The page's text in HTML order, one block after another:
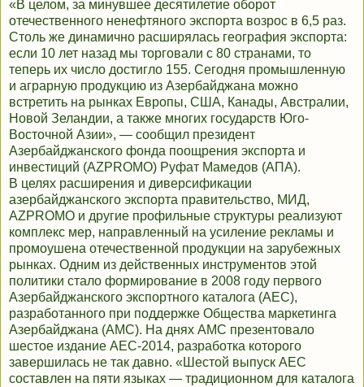
«В целом, за минувшее десятилетие оборот
отечественного ненефтяного экспорта возрос в 6,5 раз.
Столь же динамично расширялась география экспорта:
если 10 лет назад мы торговали с 80 странами, то
теперь их число достигло 155. Сегодня промышленную
и аграрную продукцию из Азербайджана можно
встретить на рынках Европы, США, Канады, Австралии,
Новой Зеландии, а также многих государств Юго-
Восточной Азии», — сообщил президент
Азербайджанского фонда поощрения экспорта и
инвестиций (AZPROMO) Руфат Мамедов (АПА).
В целях расширения и диверсификации
азербайджанского экспорта правительство, МИД,
AZPROMO и другие профильные структуры реализуют
комплекс мер, направленный на усиление рекламы и
промоушена отечественной продукции на зарубежных
рынках. Одним из действенных инструментов этой
политики стало формирование в 2008 году первого
Азербайджанского экспортного каталога (AEC),
разработанного при поддержке Общества маркетинга
Азербайджана (AMC). На днях AMC презентовало
шестое издание AEC-2014, разработка которого
завершилась не так давно. «Шестой выпуск AEC
составлен на пяти языках — традиционном для каталога